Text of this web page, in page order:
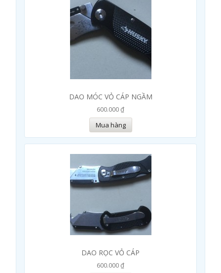
DAO MÓC VỎ CÁP NGẦM
600.000 ₫
Mua hàng
DAO RỌC VỎ CÁP
600.000 ₫